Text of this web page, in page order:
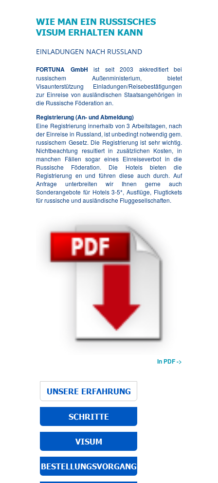
WIE MAN EIN RUSSISCHES
VISUM ERHALTEN KANN
EINLADUNGEN NACH RUSSLAND
FORTUNA GmbH ist seit 2003 akkreditiert bei
russischem Außenministerium, bietet
Visaunterstützung Einladungen/Reisebestätigungen
zur Einreise von ausländischen Staatsangehörigen in
die Russische Föderation an.
Registrierung (An- und Abmeldung)
Eine Registrierung innerhalb von 3 Arbeitstagen, nach
der Einreise in Russland, ist unbedingt notwendig gem.
russischem Gesetz. Die Registrierung ist sehr wichtig.
Nichtbeachtung resultiert in zusätzlichen Kosten, in
manchen Fällen sogar eines Einreiseverbot in die
Russische Föderation. Die Hotels bieten die
Registrierung en und führen diese auch durch. Auf
Anfrage unterbreiten wir Ihnen gerne auch
Sonderangebote für Hotels 3-5*, Ausflüge, Flugtickets
für russische und ausländische Fluggesellschaften.
In PDF ->
UNSERE ERFAHRUNG
SCHRITTE
VISUM
BESTELLUNGSVORGANG